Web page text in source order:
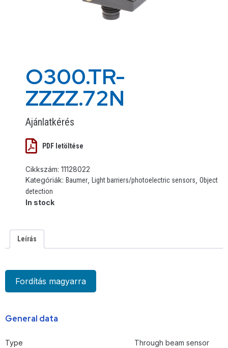
O300.TR-
ZZZZ.72N
Ajánlatkérés
PDF letöltése
Cikkszám: 11128022
Kategóriák: Baumer Light barriers/photoelectric sensors Object
detection
In stock
Leírás
Fordítás magyarra
General data
Type
Through beam sensor